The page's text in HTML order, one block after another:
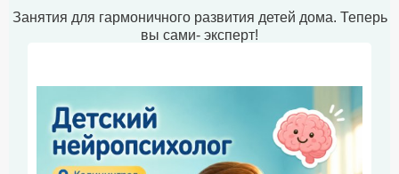
Занятия для гармоничного развития детей дома. Теперь
вы сами- эксперт!